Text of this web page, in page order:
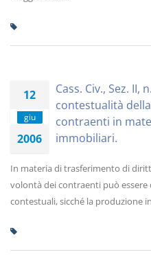
12
giu
2006
Cass. Civ., Sez. II,
contestualità
contraenti in
immobiliari.
In materia di trasferimento di
volontà dei contraenti può
contestuali, sicché la produzione